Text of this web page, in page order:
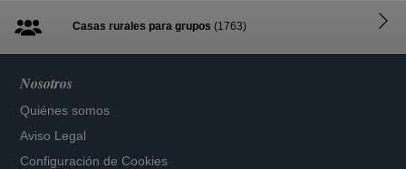
Casas rurales para grupos (1763)
Nosotros
Quiénes somos
Aviso Legal
Configuración de Cookies